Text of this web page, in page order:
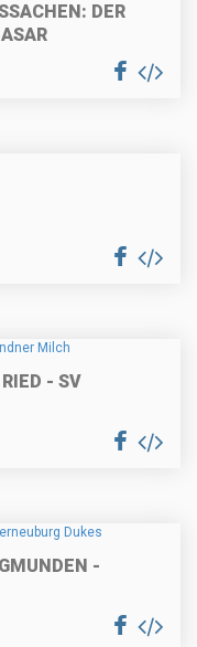
DER
- SV
-